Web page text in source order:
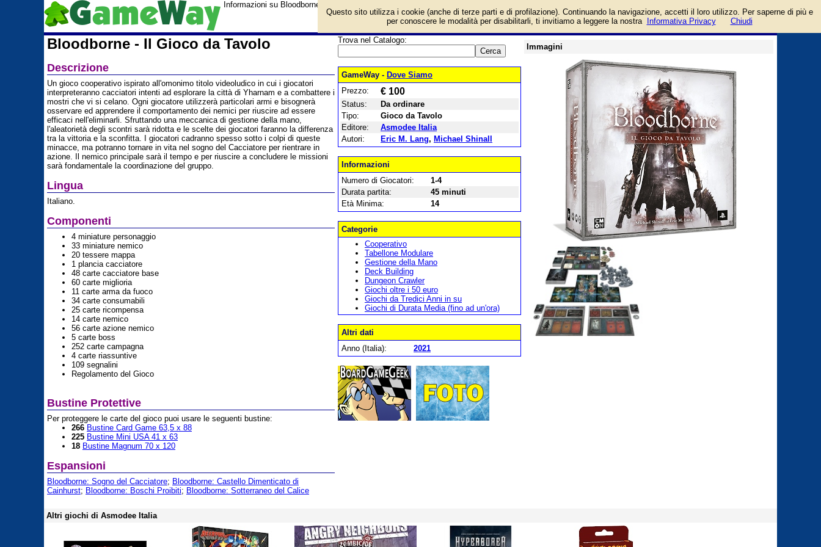
guida
Informazioni su Bloodborne - Il Gioco da Tavolo e prezzo di vendita. Prodotto da Asmodee Italia
Bloodborne - Il Gioco da Tavolo
Descrizione
Un gioco cooperativo ispirato all'omonimo titolo videoludico in cui i giocatori
interpreteranno cacciatori intenti ad esplorare la città di Yharnam e a combattere i
mostri che vi si celano. Ogni giocatore utilizzerà particolari armi e bisognerà
osservare ed apprendere il comportamento dei nemici per riuscire ad essere
efficaci nell'eliminarli. Sfruttando una meccanica di gestione della mano,
l'aleatorietà degli scontri sarà ridotta e le scelte dei giocatori faranno la differenza
tra la vittoria e la sconfitta. I giocatori cadranno spesso sotto i colpi di queste
minacce, ma potranno tornare in vita nel sogno del Cacciatore per rientrare in
azione. Il nemico principale sarà il tempo e per riuscire a concludere le missioni
sarà fondamentale la coordinazione del gruppo.
Lingua
Italiano.
Componenti
4 miniature personaggio
33 miniature nemico
20 tessere mappa
1 plancia cacciatore
48 carte cacciatore base
60 carte miglioria
11 carte arma da fuoco
34 carte consumabili
25 carte ricompensa
14 carte nemico
56 carte azione nemico
5 carte boss
252 carte campagna
4 carte riassuntive
109 segnalini
Regolamento del Gioco
Bustine Protettive
Per proteggere le carte del gioco puoi usare le seguenti bustine:
266 Bustine Card Game 63,5 x 88
225 Bustine Mini USA 41 x 63
18 Bustine Magnum 70 x 120
Espansioni
Bloodborne: Sogno del Cacciatore; Bloodborne: Castello Dimenticato di
Cainhurst; Bloodborne: Boschi Proibiti; Bloodborne: Sotterraneo del Calice
Trova nel Catalogo:
GameWay - Dove Siamo
Prezzo:
€ 100
Status:
Da ordinare
Tipo:
Gioco da Tavolo
Editore:
Asmodee Italia
Autori:
Eric M. Lang, Michael Shinall
Informazioni
Numero di Giocatori:
1-4
Durata partita:
45 minuti
Età Minima:
14
Categorie
Cooperativo
Tabellone Modulare
Gestione della Mano
Deck Building
Dungeon Crawler
Giochi oltre i 50 euro
Giochi da Tredici Anni in su
Giochi di Durata Media (fino ad un'ora)
Altri dati
Anno (Italia):
2021
Immagini
Altri giochi di Asmodee Italia
Questo sito utilizza i cookie (anche di terze parti e di profilazione). Continuando la navigazione, accetti il loro utilizzo. Per saperne di più e
per conoscere le modalità per disabilitarli, ti invitiamo a leggere la nostra
Informativa Privacy Chiudi